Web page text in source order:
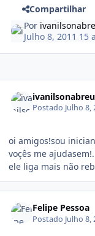
Compartilhar
Por
Julho 8, 2011 15
ivanilsonabreu
Postado Julho 8,
oi amigos!sou
voçês me
ele liga mais não
Felipe Pessoa
Postado Julho 8,